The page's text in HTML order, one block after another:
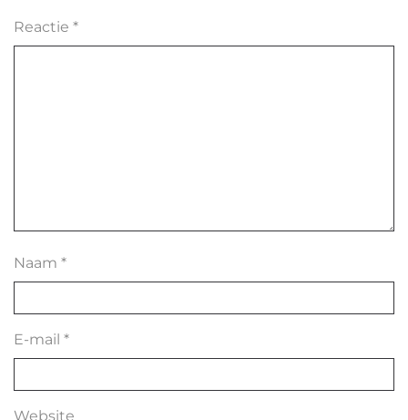
Reactie *
Naam *
E-mail *
Website